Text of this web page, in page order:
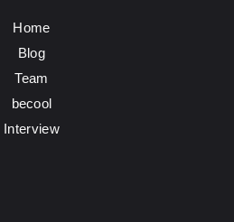
Home
Blog
Team
becool
Interview